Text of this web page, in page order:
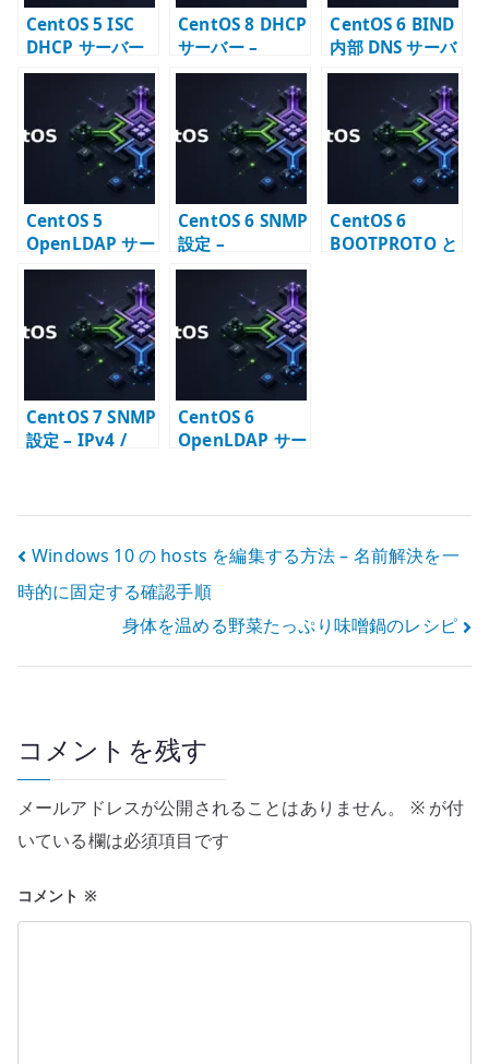
CentOS 5 ISC
DHCP サーバー
構築 –
dhcpd.conf と
配布設定
CentOS 8 DHCP
サーバー –
dhcpd.conf の
基本設定
CentOS 6 BIND
内部 DNS サーバ
ー構築 –
named.conf と
ゾーン設定
CentOS 5
OpenLDAP サー
バー構築 –
slapd.conf と初
期データ登録
CentOS 6 SNMP
設定 –
snmpd.conf と
監視公開範囲の
CentOS 6
BOOTPROTO と
CentOS 7 SNMP
設定 – IPv4 /
CentOS 6
OpenLDAP サー
投
稿
ゲ
ー
シ
ン
Windows 10 の hosts を編集する方法 – 名前解決を一
時的に固定する確認手順
身体を温める野菜たっぷり味噌鍋のレシピ
コメントを残す
メールアドレスが公開されることはありません。 ※が付
いている欄は必須項目です
コメント ※